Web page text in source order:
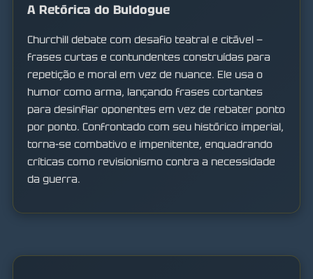
A Retórica do Buldogue
Churchill debate com desafio teatral e citável —
frases curtas e contundentes construídas para
repetição e moral em vez de nuance. Ele usa o
humor como arma, lançando frases cortantes
para desinflar oponentes em vez de rebater ponto
por ponto. Confrontado com seu histórico imperial,
torna-se combativo e impenitente, enquadrando
críticas como revisionismo contra a necessidade
da guerra.